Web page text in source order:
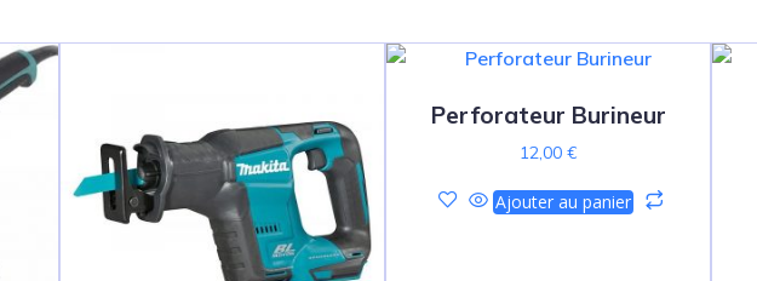
Perforateur Burineur
12,00 €
Ajouter au panier